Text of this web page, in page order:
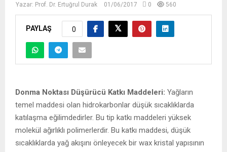
Yazar: Prof. Dr. Ertuğrul Durak 01/06/2017 0 560
PAYLAŞ 0
Donma Noktası Düşürücü Katkı Maddeleri: Yağların
temel maddesi olan hidrokarbonlar düşük sıcaklıklarda
katılaşma eğilimdedirler. Bu tip katkı maddeleri yüksek
molekül ağırlıklı polimerlerdir. Bu katkı maddesi, düşük
sıcaklıklarda yağ akışını önleyecek bir wax kristal yapısının